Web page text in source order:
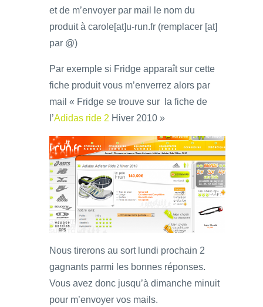
et de m’envoyer par mail le nom du
produit à carole[at]u-run.fr (remplacer [at]
par @)
Par exemple si Fridge apparaît sur cette
fiche produit vous m’enverrez alors par
mail « Fridge se trouve sur la fiche de
l’Adidas ride 2 Hiver 2010 »
Nous tirerons au sort lundi prochain 2
gagnants parmi les bonnes réponses.
Vous avez donc jusqu’à dimanche minuit
pour m’envoyer vos mails.